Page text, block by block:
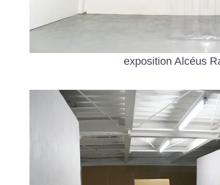
exposition Alcéus